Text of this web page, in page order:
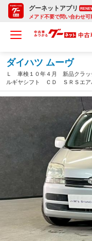
グーネットアプリ
メアド不要で問い合わせ可
ダイハツ ムーヴ
Ｌ 車検１０年４月 新品クラ
ルギヤシフト ＣＤ ＳＲＳエ
ドウ アルミホイール（長野県）